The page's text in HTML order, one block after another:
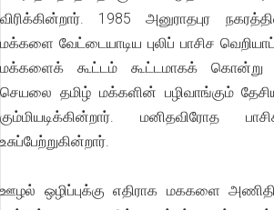
விரிக்கின்றார். 1985 அனுராதபுர
மக்களை வேட்டையாடிய புலிப் பாசிச
மக்களைக் கூட்டம் கூட்டமாகக் கொன்று
செயலை தமிழ் மக்களின் பழிவாங்கும்
கும்மியடிக்கின்றார். மனிதவிரோத
உசுப்பேற்றுகின்றார்.
ஊழல் ஒழிப்புக்கு எதிராக மககளை